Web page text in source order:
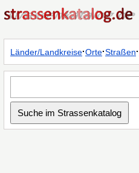
Länder/Landkreise·Orte·Straßen·